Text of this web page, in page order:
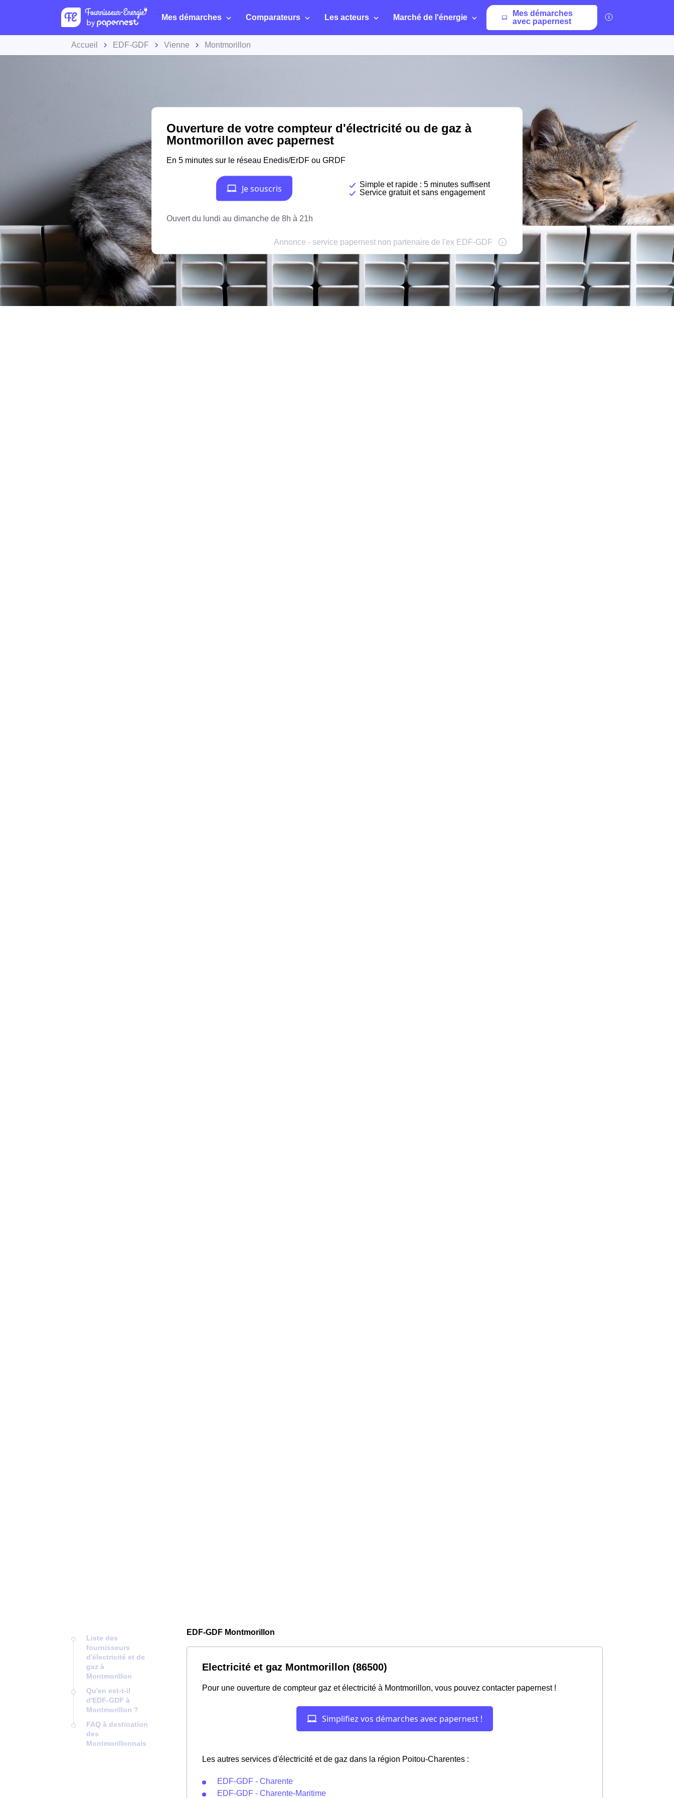
Mes démarches Comparateurs Les acteurs Marché de l'énergie
Mes démarches
avec papernest
Accueil EDF-GDF Vienne Montmorillon
Liste des
fournisseurs
d'électricité et de
gaz à
Montmorillon
Qu'en est-t-il
d'EDF-GDF à
Montmorillon ?
FAQ à destination
des
Montmorillonnais
EDF-GDF Montmorillon
Electricité et gaz Montmorillon (86500)
Pour une ouverture de compteur gaz et électricité à Montmorillon, vous pouvez contacter papernest !
Les autres services d'électricité et de gaz dans la région Poitou-Charentes :
EDF-GDF - Charente
EDF-GDF - Charente-Maritime